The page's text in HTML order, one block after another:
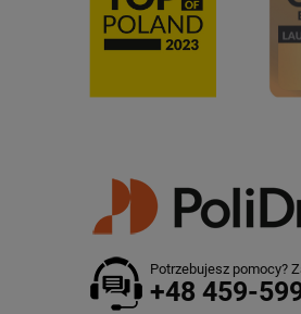
Potrzebujesz pomocy?
+48 459-